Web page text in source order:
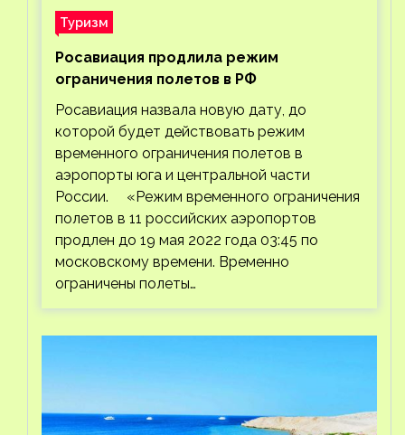
Туризм
Росавиация продлила режим
ограничения полетов в РФ
Росавиация назвала новую дату, до
которой будет действовать режим
временного ограничения полетов в
аэропорты юга и центральной части
России. «Режим временного ограничения
полетов в 11 российских аэропортов
продлен до 19 мая 2022 года 03:45 по
московскому времени. Временно
ограничены полеты…